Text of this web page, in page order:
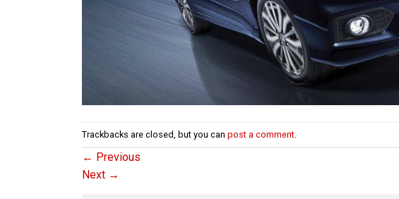
Trackbacks are closed, but you can post a comment
← Previous
Next →